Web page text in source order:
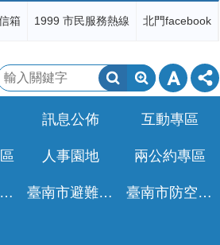
箱 1999 市民服務熱線 北門facebook
搜
尋
訊息公佈 互動專區
人事園地 兩公約專區
非都公設地移轉免徵土增稅專區 臺南市避難收容所一覽表 臺南市防空疏散避難專區